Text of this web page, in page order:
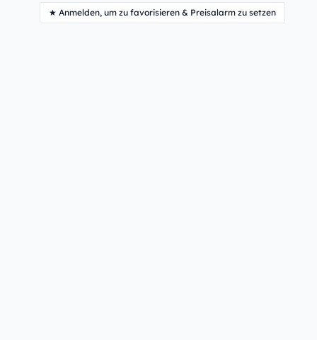
★ Anmelden, um zu favorisieren & Preisalarm zu setzen